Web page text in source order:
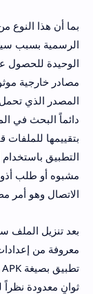
بما أن هذا النوع
الرسمية بسبب
مصادر خارجية
المصدر الذي
دائماً البحث في
بتقييمها
التطبيق
مشبوه أو طلب
الاتصال وهو أمر
بعد تنزيل الملف
معروفة من
ثوانٍ معدودة